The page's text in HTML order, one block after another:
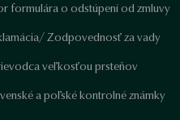
formulára o odstúpení od zmluvy
Zodpovednosť za vady
veľkosťou prsteňov
a poľské kontrolné známky